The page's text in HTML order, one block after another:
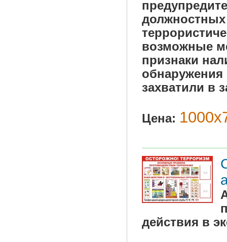
должностных
возможные
признаки
обнаружения
захватили в
Цена:
действия в